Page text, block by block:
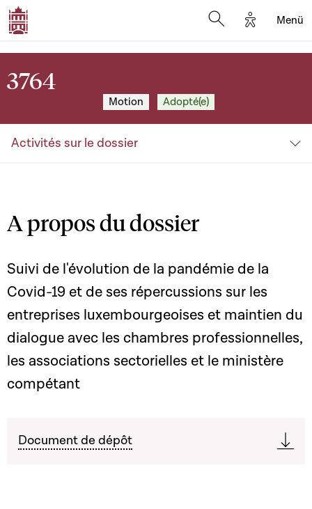
Options
Menü
3764
Motion Adopté(e)
Activités sur le dossier
A propos du dossier
Suivi de l'évolution de la pandémie de la
Covid-19 et de ses répercussions sur les
entreprises luxembourgeoises et maintien du
dialogue avec les chambres professionnelles,
les associations sectorielles et le ministère
compétant
Document de dépôt